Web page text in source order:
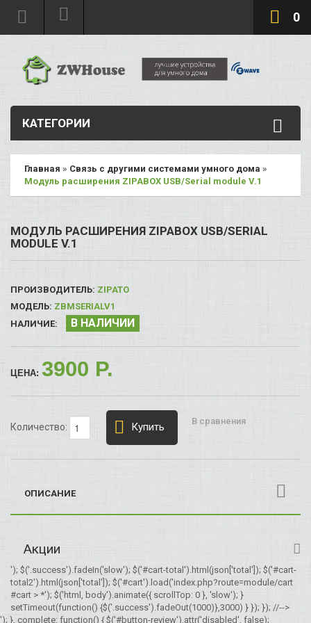
0
КАТЕГОРИИ
Главная » Связь с другими системами умного дома »
Модуль расширения ZIPABOX USB/Serial module V.1
МОДУЛЬ РАСШИРЕНИЯ ZIPABOX USB/SERIAL
MODULE V.1
ПРОИЗВОДИТЕЛЬ: ZIPATO
МОДЕЛЬ: ZBMSERIALV1
НАЛИЧИЕ:
В НАЛИЧИИ
ЦЕНА: 3900 P.
Количество: Купить В сравнения
ОПИСАНИЕ
Акции
'); $('.success').fadeIn('slow'); $('#cart-total').html(json['total']); $('#cart-
total2').html(json['total']); $('#cart').load('index.php?route=module/cart
#cart > *'); $('html, body').animate({ scrollTop: 0 }, 'slow'); }
setTimeout(function() {$('.success').fadeOut(1000)},3000) } }); }); //-->
'); }, complete: function() { $('#button-review').attr('disabled', false);